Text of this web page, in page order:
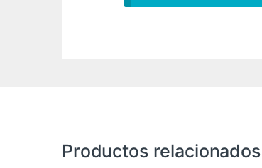
Productos relacionados